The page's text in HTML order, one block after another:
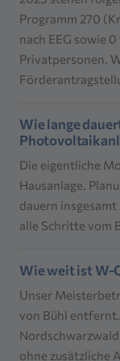
Programm 270
nach EEG sowie
Privatpersonen.
Wie lange
Die eigentliche
Hausanlage.
dauern
alle Schritte vom
Wie weit ist W-
Unser
von Bühl
ohne zusätzliche